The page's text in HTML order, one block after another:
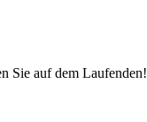
Sie auf dem Laufenden!